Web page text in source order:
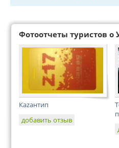
Фотоотчеты туристов о
Каzантип
добавить отзыв